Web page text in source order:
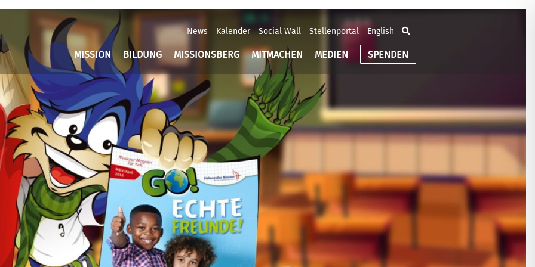
News Kalender Social Wall Stellenportal English
MISSION BILDUNG MISSIONSBERG MITMACHEN MEDIEN SPENDEN